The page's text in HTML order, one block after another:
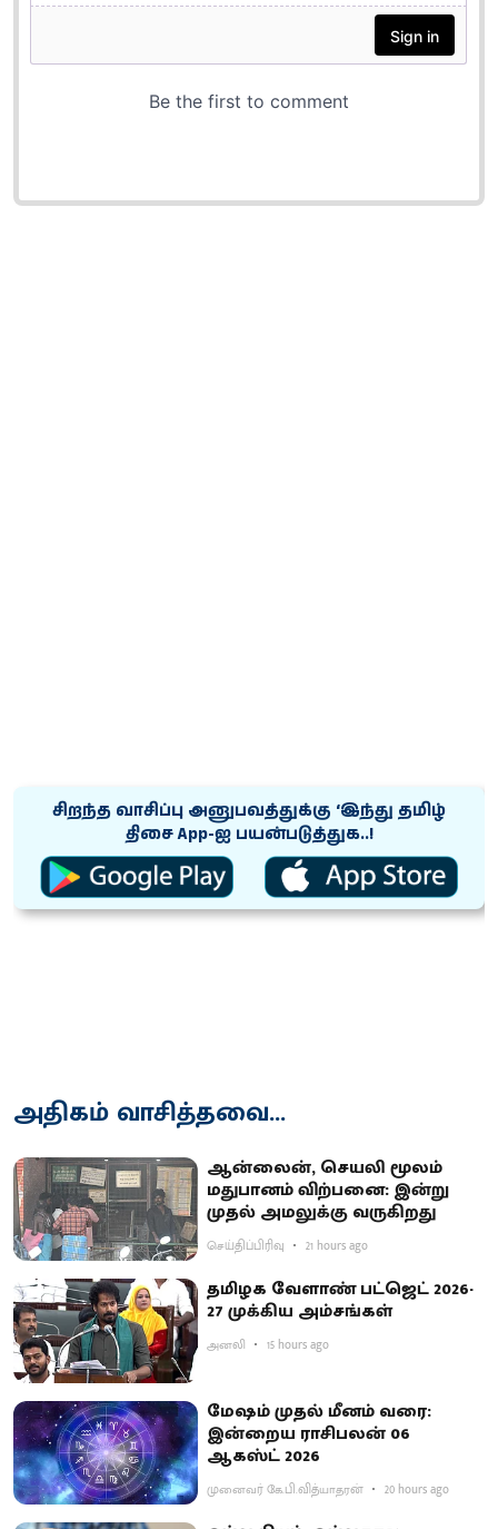
சிறந்த வாசிப்பு அனுபவத்துக்கு ‘இந்து தமிழ்
திசை App-ஐ பயன்படுத்துக..!
அதிகம் வாசித்தவை...
ஆன்லைன், செயலி மூலம்
மதுபானம் விற்பனை: இன்று
முதல் அமலுக்கு வருகிறது
செய்திப்பிரிவு 21 hours ago
தமிழக வேளாண் பட்ஜெட் 2026-
27 முக்கிய அம்சங்கள்
அனலி 15 hours ago
மேஷம் முதல் மீனம் வரை:
இன்றைய ராசிபலன் 06
ஆகஸ்ட் 2026
முனைவர் கே.பி.வித்யாதரன் 20 hours ago